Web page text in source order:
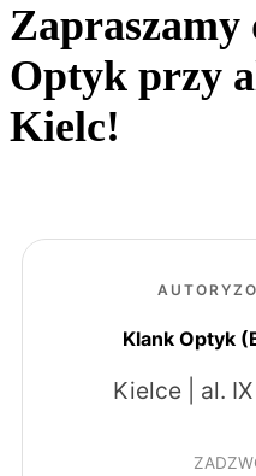
Optyk przy
Kielc!
Klank Optyk
Kielce | al.